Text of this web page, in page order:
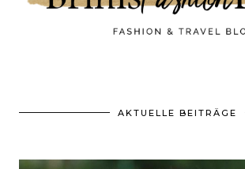
AKTUELLE BEITRÄGE